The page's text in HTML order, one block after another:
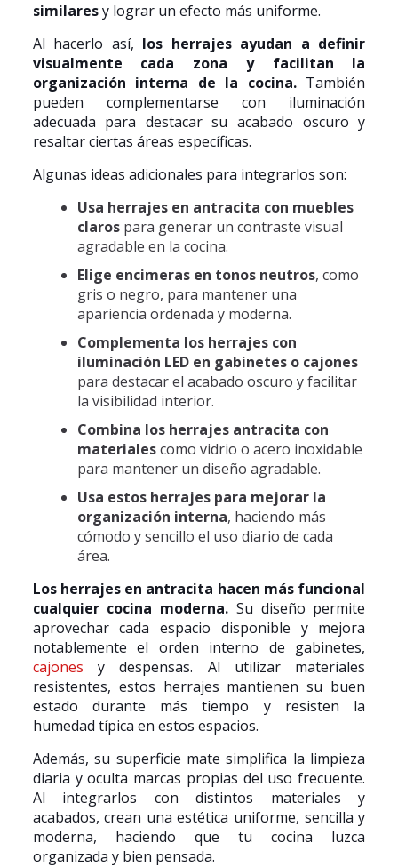
similaresy lograr un efecto más uniforme.
Al hacerlo así, los herrajes ayudan a definir
visualmente cada zona y facilitan la
organización interna de la cocina. También
pueden complementarse con iluminación
adecuada para destacar su acabado oscuro y
resaltar ciertas áreas específicas.
Algunas ideas adicionales para integrarlos son:
Usa herrajes en antracita con muebles
clarospara generar un contraste visual
agradable en la cocina.
Elige encimeras en tonos neutros, como
gris o negro, para mantener una
apariencia ordenada y moderna.
Complementa los herrajes con
iluminación LED en gabinetes o cajones
para destacar el acabado oscuro y facilitar
la visibilidad interior.
Combina los herrajes antracita con
materialescomo vidrio o acero inoxidable
para mantener un diseño agradable.
Usa estos herrajes para mejorar la
organización interna, haciendo más
cómodo y sencillo el uso diario de cada
área.
Los herrajes en antracita hacen más funcional
cualquier cocina moderna. Su diseño permite
aprovechar cada espacio disponible y mejora
notablemente el orden interno de gabinetes,
cajones y despensas. Al utilizar materiales
resistentes, estos herrajes mantienen su buen
estado durante más tiempo y resisten la
humedad típica en estos espacios.
Además, su superficie mate simplifica la limpieza
diaria y oculta marcas propias del uso frecuente.
Al integrarlos con distintos materiales y
acabados, crean una estética uniforme, sencilla y
moderna, haciendo que tu cocina luzca
organizada y bien pensada.